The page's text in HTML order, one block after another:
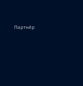
Партнёр